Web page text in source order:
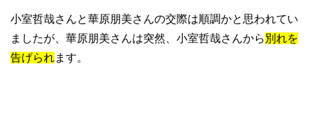
小室哲哉さんと華原朋美さんの交際は順調かと思われてい
ましたが、華原朋美さんは突然、小室哲哉さんから 別れを
告げられます。